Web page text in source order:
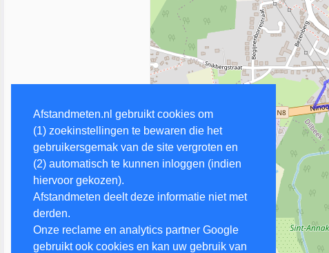
Afstandmeten.nl gebruikt cookies om
(1) zoekinstellingen te bewaren die het
gebruikersgemak van de site vergroten en
(2) automatisch te kunnen inloggen (indien
hiervoor gekozen).
Afstandmeten deelt deze informatie niet met
derden.
Onze reclame en analytics partner Google
gebruikt ook cookies en kan uw gebruik van